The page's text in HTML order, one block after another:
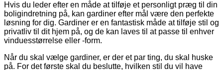
Hvis du leder efter en måde at tilføje et personligt præg til din
boligindretning på, kan gardiner efter mål være den perfekte
løsning for dig. Gardiner er en fantastisk måde at tilføje stil og
privatliv til dit hjem på, og de kan laves til at passe til enhver
vinduesstørrelse eller -form.
Når du skal vælge gardiner, er der et par ting, du skal huske
på. For det første skal du beslutte, hvilken stil du vil have